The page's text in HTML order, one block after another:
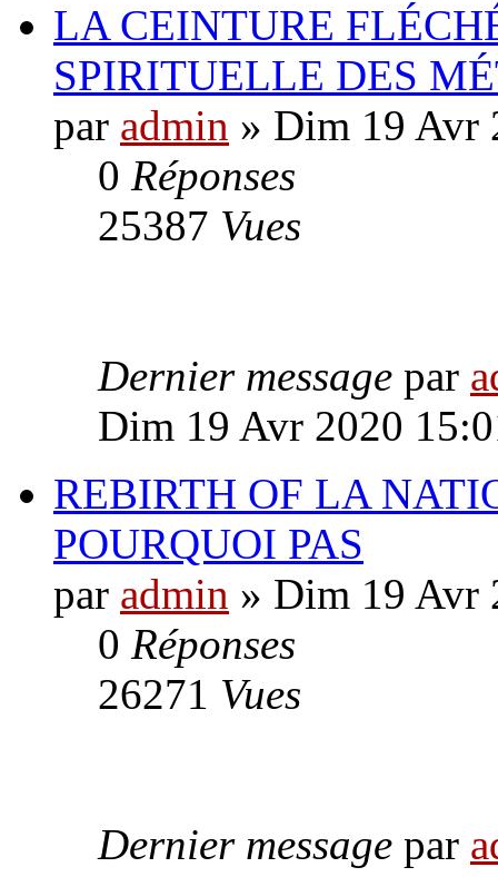
LA CEINTURE
SPIRITUELLE DES
par admin » Dim 19 Avr
0 Réponses
25387 Vues
Dernier message par
Dim 19 Avr 2020
REBIRTH OF LA
POURQUOI PAS
par admin » Dim 19 Avr
0 Réponses
26271 Vues
Dernier message par